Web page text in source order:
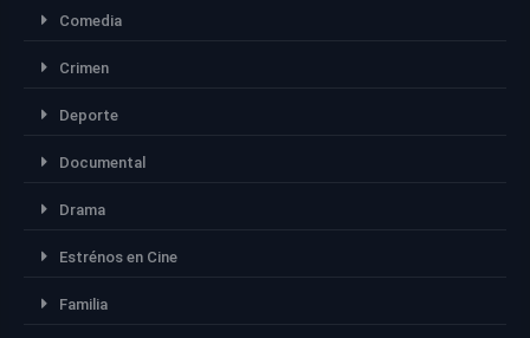
Comedia
Crimen
Deporte
Documental
Drama
Estrénos en Cine
Familia